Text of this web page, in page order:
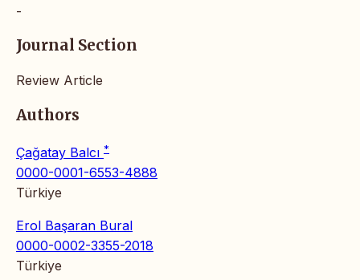
-
Journal Section
Review Article
Authors
Çağatay Balcı *
0000-0001-6553-4888
Türkiye
Erol Başaran Bural
0000-0002-3355-2018
Türkiye